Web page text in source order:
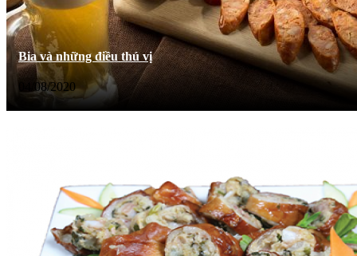
Bia và những điều thú vị
04/08/2020